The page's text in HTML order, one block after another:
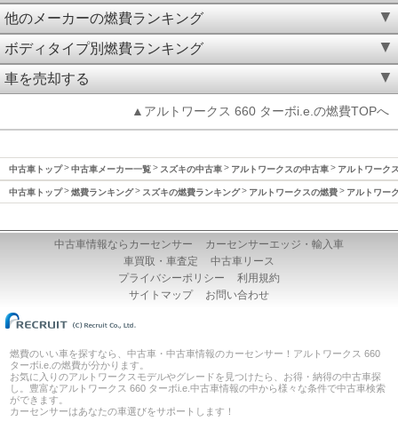
他のメーカーの燃費ランキング
ボディタイプ別燃費ランキング
車を売却する
▲アルトワークス 660 ターボi.e.の燃費TOPへ
中古車トップ 中古車メーカー一覧 スズキの中古車 アルトワークスの中古車 アルトワーク
中古車トップ 燃費ランキング スズキの燃費ランキング アルトワークスの燃費 アルトワー
中古車情報ならカーセンサー
カーセンサーエッジ・輸入車
車買取・車査定
中古車リース
プライバシーポリシー
利用規約
サイトマップ
お問い合わせ
燃費のいい車を探すなら、中古車・中古車情報のカーセンサー！アルトワークス 660
ターボi.e.の燃費が分かります。
お気に入りのアルトワークスモデルやグレードを見つけたら、お得・納得の中古車探
し。豊富なアルトワークス 660 ターボi.e.中古車情報の中から様々な条件で中古車検索
ができます。
カーセンサーはあなたの車選びをサポートします！